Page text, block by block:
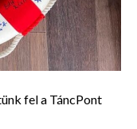
fel a TáncPont